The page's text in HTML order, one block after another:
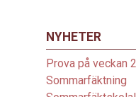
NYHETER
Prova på veckan
Sommarfäktning